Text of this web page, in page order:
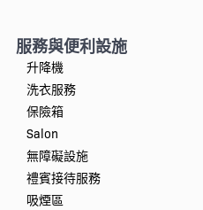
服務與便利設施
升降機
洗衣服務
保險箱
Salon
無障礙設施
禮賓接待服務
吸煙區